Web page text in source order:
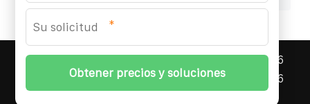
ASNEF ENERGY STORAGE CONTAINER
2026
Todos los derechos reservados. | Teléfono:
+34 96
*